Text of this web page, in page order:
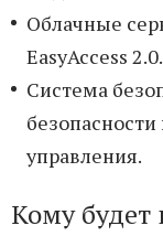
Облачные
EasyAccess
Система
управления.
Кому будет